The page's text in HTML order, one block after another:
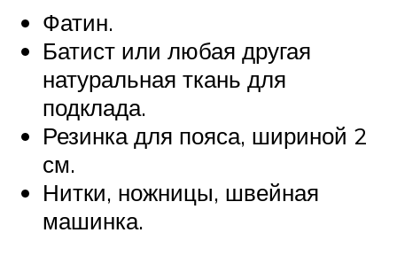
Фатин.
Батист или любая другая
натуральная ткань для
подклада.
Резинка для пояса, шириной 2
см.
Нитки, ножницы, швейная
машинка.